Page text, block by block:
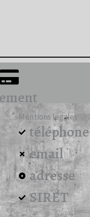
Mentions légales
téléphone
email
adresse
SIRET